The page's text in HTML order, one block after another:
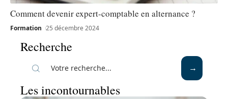
Comment devenir expert-comptable en alternance ?
Formation 25 décembre 2024
Recherche
Les incontournables